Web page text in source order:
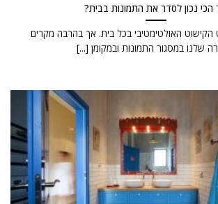
הכי נכון לסדר את התמונות בבית?
הקישוט האולטימטיבי בכל בית. אך בהרבה מקרים
שלנו במסגור התמונות ובמקומן [...]